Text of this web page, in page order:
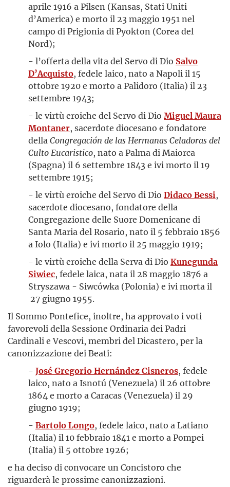
aprile 1916 a Pilsen (Kansas, Stati Uniti
d’America) e morto il 23 maggio 1951 nel
campo di Prigionia di Pyokton (Corea del
Nord);
- l’offerta della vita del Servo di Dio Salvo
D’Acquisto, fedele laico, nato a Napoli il 15
ottobre 1920 e morto a Palidoro (Italia) il 23
settembre 1943;
- le virtù eroiche del Servo di Dio Miguel Maura
Montaner, sacerdote diocesano e fondatore
della Congregación de las Hermanas Celadoras del
Culto Eucaristico, nato a Palma di Maiorca
(Spagna) il 6 settembre 1843 e ivi morto il 19
settembre 1915;
- le virtù eroiche del Servo di Dio Didaco Bessi,
sacerdote diocesano, fondatore della
Congregazione delle Suore Domenicane di
Santa Maria del Rosario, nato il 5 febbraio 1856
a Iolo (Italia) e ivi morto il 25 maggio 1919;
- le virtù eroiche della Serva di Dio Kunegunda
Siwiec, fedele laica, nata il 28 maggio 1876 a
Stryszawa - Siwcówka (Polonia) e ivi morta il
27 giugno 1955.
Il Sommo Pontefice, inoltre, ha approvato i voti
favorevoli della Sessione Ordinaria dei Padri
Cardinali e Vescovi, membri del Dicastero, per la
canonizzazione dei Beati:
- José Gregorio Hernández Cisneros, fedele
laico, nato a Isnotú (Venezuela) il 26 ottobre
1864 e morto a Caracas (Venezuela) il 29
giugno 1919;
- Bartolo Longo, fedele laico, nato a Latiano
(Italia) il 10 febbraio 1841 e morto a Pompei
(Italia) il 5 ottobre 1926;
e ha deciso di convocare un Concistoro che
riguarderà le prossime canonizzazioni.